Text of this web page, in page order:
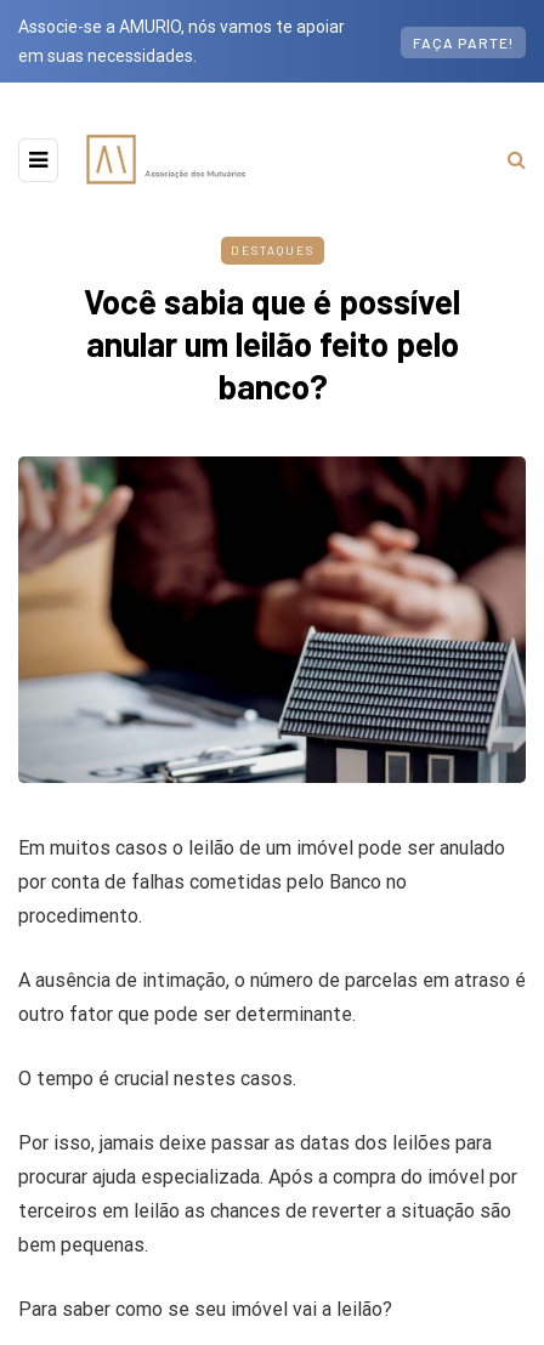
Associe-se a AMURIO, nós vamos te apoiar
em suas necessidades.
FAÇA PARTE!
DESTAQUES
Você sabia que é possível
anular um leilão feito pelo
banco?
Em muitos casos o leilão de um imóvel pode ser anulado
por conta de falhas cometidas pelo Banco no
procedimento.
A ausência de intimação, o número de parcelas em atraso é
outro fator que pode ser determinante.
O tempo é crucial nestes casos.
Por isso, jamais deixe passar as datas dos leilões para
procurar ajuda especializada. Após a compra do imóvel por
terceiros em leilão as chances de reverter a situação são
bem pequenas.
Para saber como se seu imóvel vai a leilão?